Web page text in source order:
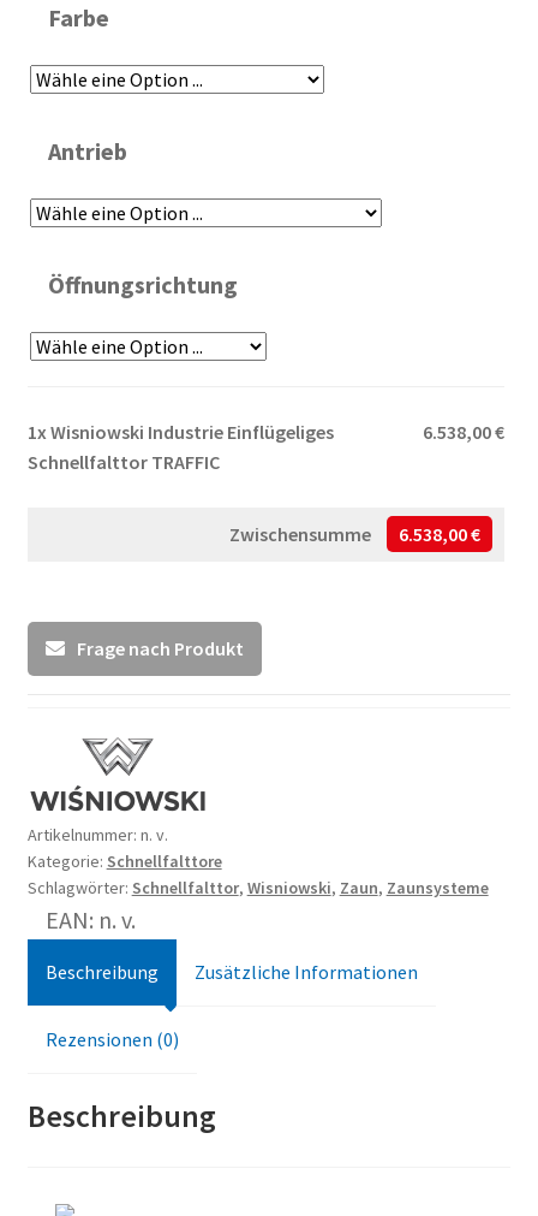
Farbe
Antrieb
Öffnungsrichtung
1xWisniowski Industrie Einflügeliges
Schnellfalttor TRAFFIC
6.538,00 €
Zwischensumme 6.538,00 €
Frage nach Produkt
Artikelnummer: n. v.
Kategorie: Schnellfalttore
Schlagwörter: Schnellfalttor, Wisniowski, Zaun, Zaunsysteme
EAN: n. v.
Beschreibung Zusätzliche Informationen
Rezensionen (0)
Beschreibung